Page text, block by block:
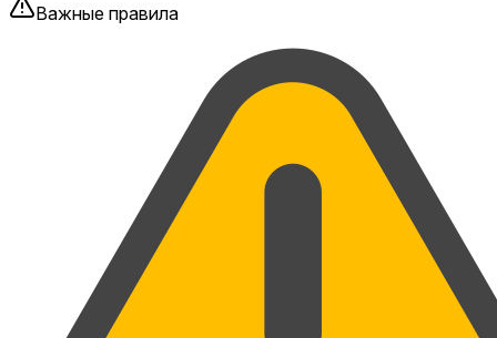
Важные правила